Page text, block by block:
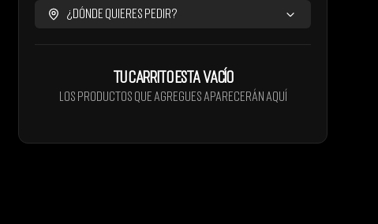
¿Dónde quieres pedir?
Tu carrito esta vacío
Los productos que agregues aparecerán aquí